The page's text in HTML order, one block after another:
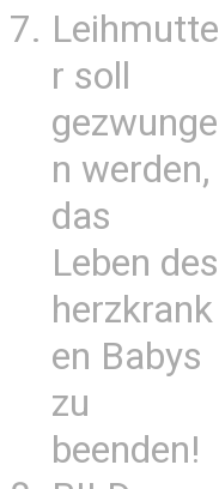
Leihmutte
r soll
gezwunge
n werden,
das
Leben des
herzkrank
en Babys
zu
beenden!